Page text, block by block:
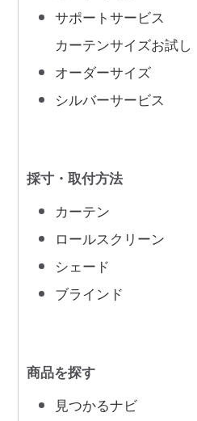
サポートサービス
カーテンサイズお試し
オーダーサイズ
シルバーサービス
採寸・取付方法
カーテン
ロールスクリーン
シェード
ブラインド
商品を探す
見つかるナビ